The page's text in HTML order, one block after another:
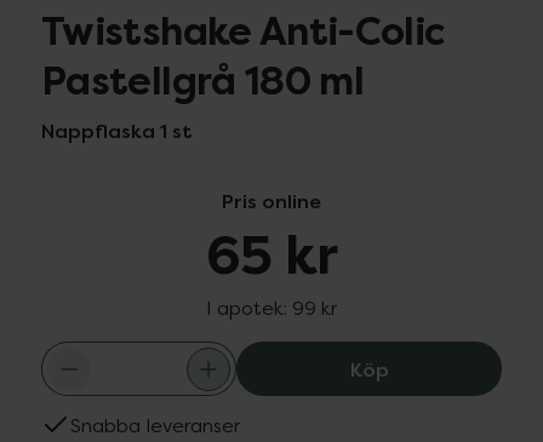
Twistshake Anti-Colic
Pastellgrå 180 ml
Nappflaska 1 st
Pris online
65 kr
I apotek: 99 kr
KöpTwistshake
Snabba leveranser